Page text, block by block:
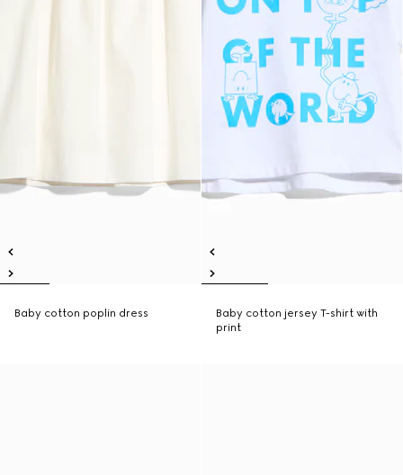
Baby cotton poplin dress
Baby cotton jersey T-shirt with
print